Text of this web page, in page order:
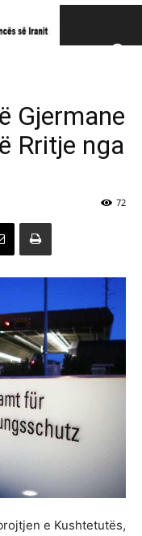
së Iranit (NCRI)
Gjermane
Rritje nga
72
e Kushtetutës,